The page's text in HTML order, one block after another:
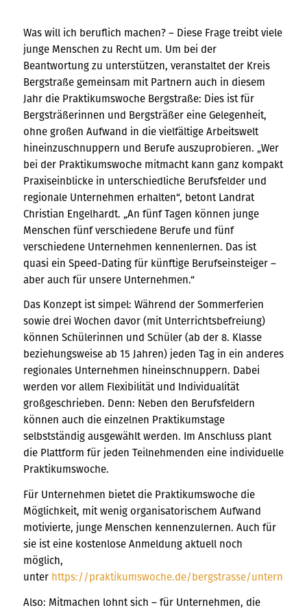
Was will ich beruflich machen? – Diese Frage treibt viele
junge Menschen zu Recht um. Um bei der
Beantwortung zu unterstützen, veranstaltet der Kreis
Bergstraße gemeinsam mit Partnern auch in diesem
Jahr die Praktikumswoche Bergstraße: Dies ist für
Bergsträßerinnen und Bergsträßer eine Gelegenheit,
ohne großen Aufwand in die vielfältige Arbeitswelt
hineinzuschnuppern und Berufe auszuprobieren. „Wer
bei der Praktikumswoche mitmacht kann ganz kompakt
Praxiseinblicke in unterschiedliche Berufsfelder und
regionale Unternehmen erhalten“, betont Landrat
Christian Engelhardt. „An fünf Tagen können junge
Menschen fünf verschiedene Berufe und fünf
verschiedene Unternehmen kennenlernen. Das ist
quasi ein Speed-Dating für künftige Berufseinsteiger –
aber auch für unsere Unternehmen.“
Das Konzept ist simpel: Während der Sommerferien
sowie drei Wochen davor (mit Unterrichtsbefreiung)
können Schülerinnen und Schüler (ab der 8. Klasse
beziehungsweise ab 15 Jahren) jeden Tag in ein anderes
regionales Unternehmen hineinschnuppern. Dabei
werden vor allem Flexibilität und Individualität
großgeschrieben. Denn: Neben den Berufsfeldern
können auch die einzelnen Praktikumstage
selbstständig ausgewählt werden. Im Anschluss plant
die Plattform für jeden Teilnehmenden eine individuelle
Praktikumswoche.
Für Unternehmen bietet die Praktikumswoche die
Möglichkeit, mit wenig organisatorischem Aufwand
motivierte, junge Menschen kennenzulernen. Auch für
sie ist eine kostenlose Anmeldung aktuell noch
möglich,
unter https://praktikumswoche.de/bergstrasse/
Also: Mitmachen lohnt sich – für Unternehmen, die